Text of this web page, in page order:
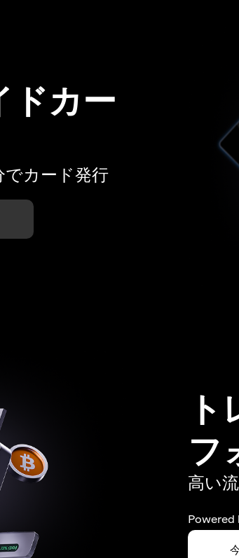
ドカー
でカード発行
フ
高い
Powered